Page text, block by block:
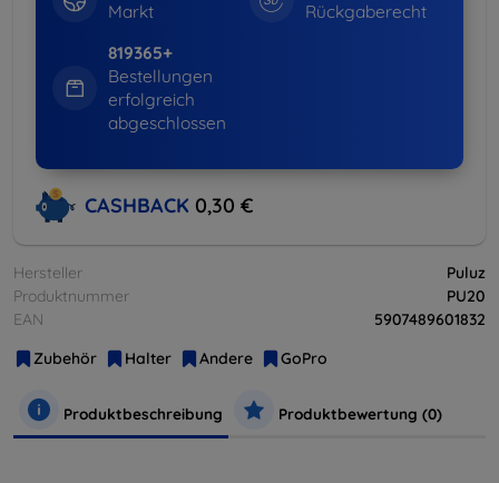
Markt
Rückgaberecht
819365+
Bestellungen
erfolgreich
abgeschlossen
CASHBACK 0,30 €
Hersteller
Puluz
Produktnummer
PU20
EAN
5907489601832
Zubehör
Halter Andere GoPro
Produktbeschreibung Produktbewertung (0)